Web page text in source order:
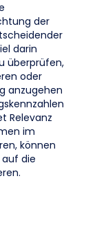
der
darin
überprüfen,
oder
anzugehen
Relevanz
im
können
die